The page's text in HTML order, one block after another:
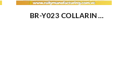
BR-Y023 COLLARIN